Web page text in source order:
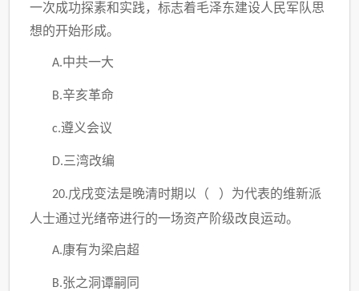
一次成功探素和实践，标志着毛泽东建设人民军队思
想的开始形成。
A.中共一大
B.辛亥革命
c.遵义会议
D.三湾改编
20.戊戌变法是晚清时期以（ ）为代表的维新派
人士通过光绪帝进行的一场资产阶级改良运动。
A.康有为梁启超
B.张之洞谭嗣同